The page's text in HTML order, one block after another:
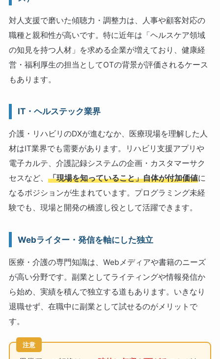
対人支援で磨いた傾聴力・調整力は、人事や顧客対応の
職種と親和性が高いです。特に近年は「ヘルスケア領域
の知見を持つ人材」を求める企業が増えており、健康経
営・福利厚生の担当としてOTの背景が評価されるケース
もあります。
IT・ヘルステック業界
介護・リハビリのDXが進むなか、医療現場を理解した人
材はIT業界でも需要があります。リハビリ支援アプリや
電子カルテ、介護記録システムの企画・カスタマーサク
セスなど、 「現場を知っていること」自体が付加価値に
なるポジションが生まれています。プログラミング未経
験でも、現場と開発の橋渡し役として活躍できます。
Webライター・発信を軸にした独立
医療・介護の専門知識は、Webメディアや書籍のニーズ
が高い分野です。副業としてライティングや情報発信か
ら始め、実績を積んで独立する道もあります。いきなり
退職せず、在職中に副業として試せるのがメリットで
す。
注意